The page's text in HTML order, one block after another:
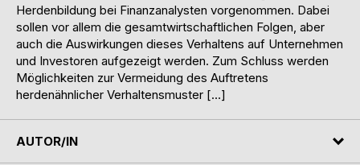
Herdenbildung bei Finanzanalysten vorgenommen. Dabei
sollen vor allem die gesamtwirtschaftlichen Folgen, aber
auch die Auswirkungen dieses Verhaltens auf Unternehmen
und Investoren aufgezeigt werden. Zum Schluss werden
Möglichkeiten zur Vermeidung des Auftretens
herdenähnlicher Verhaltensmuster […]
AUTOR/IN